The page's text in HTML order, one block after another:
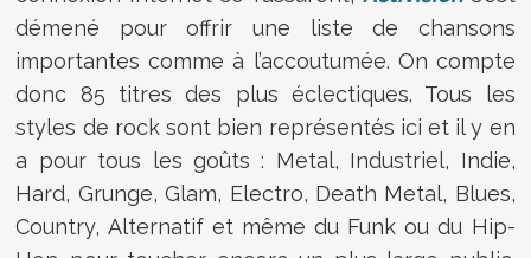
démené pour offrir une liste de chansons
importantes comme à l’accoutumée. On compte
donc 85 titres des plus éclectiques. Tous les
styles de rock sont bien représentés ici et il y en
a pour tous les goûts : Metal, Industriel, Indie,
Hard, Grunge, Glam, Electro, Death Metal, Blues,
Country, Alternatif et même du Funk ou du Hip-